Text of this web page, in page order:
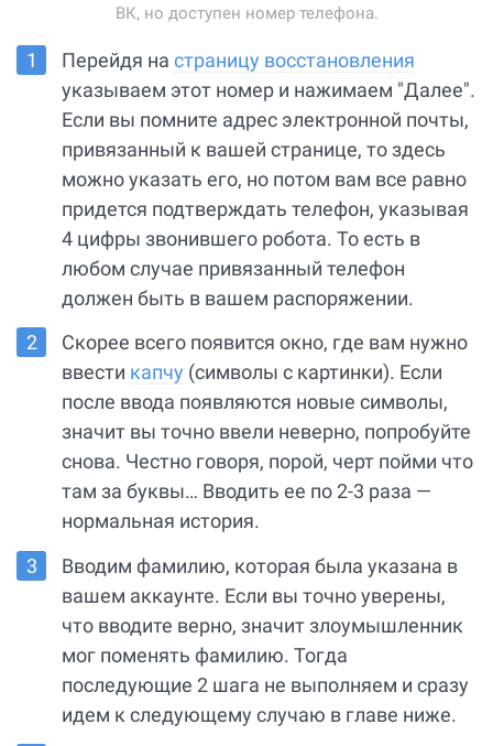
ВК, но доступен номер телефона.
Перейдя на страницу восстановления
указываем этот номер и нажимаем "Далее".
Если вы помните адрес электронной почты,
привязанный к вашей странице, то здесь
можно указать его, но потом вам все равно
придется подтверждать телефон, указывая
4 цифры звонившего робота. То есть в
любом случае привязанный телефон
должен быть в вашем распоряжении.
Скорее всего появится окно, где вам нужно
ввести капчу (символы с картинки). Если
после ввода появляются новые символы,
значит вы точно ввели неверно, попробуйте
снова. Честно говоря, порой, черт пойми что
там за буквы… Вводить ее по 2-3 раза —
нормальная история.
Вводим фамилию, которая была указана в
вашем аккаунте. Если вы точно уверены,
что вводите верно, значит злоумышленник
мог поменять фамилию. Тогда
последующие 2 шага не выполняем и сразу
идем к следующему случаю в главе ниже.